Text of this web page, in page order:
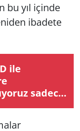
bu yıl içinde
ibadete
ile
sadece